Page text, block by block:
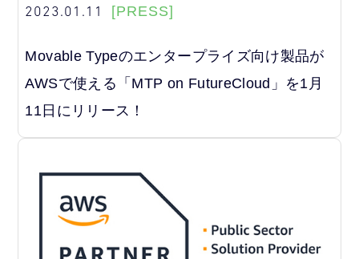
2023.01.11 [PRESS]
Movable Typeのエンタープライズ向け製品が
AWSで使える「MTP on FutureCloud」を1⽉
11⽇にリリース！